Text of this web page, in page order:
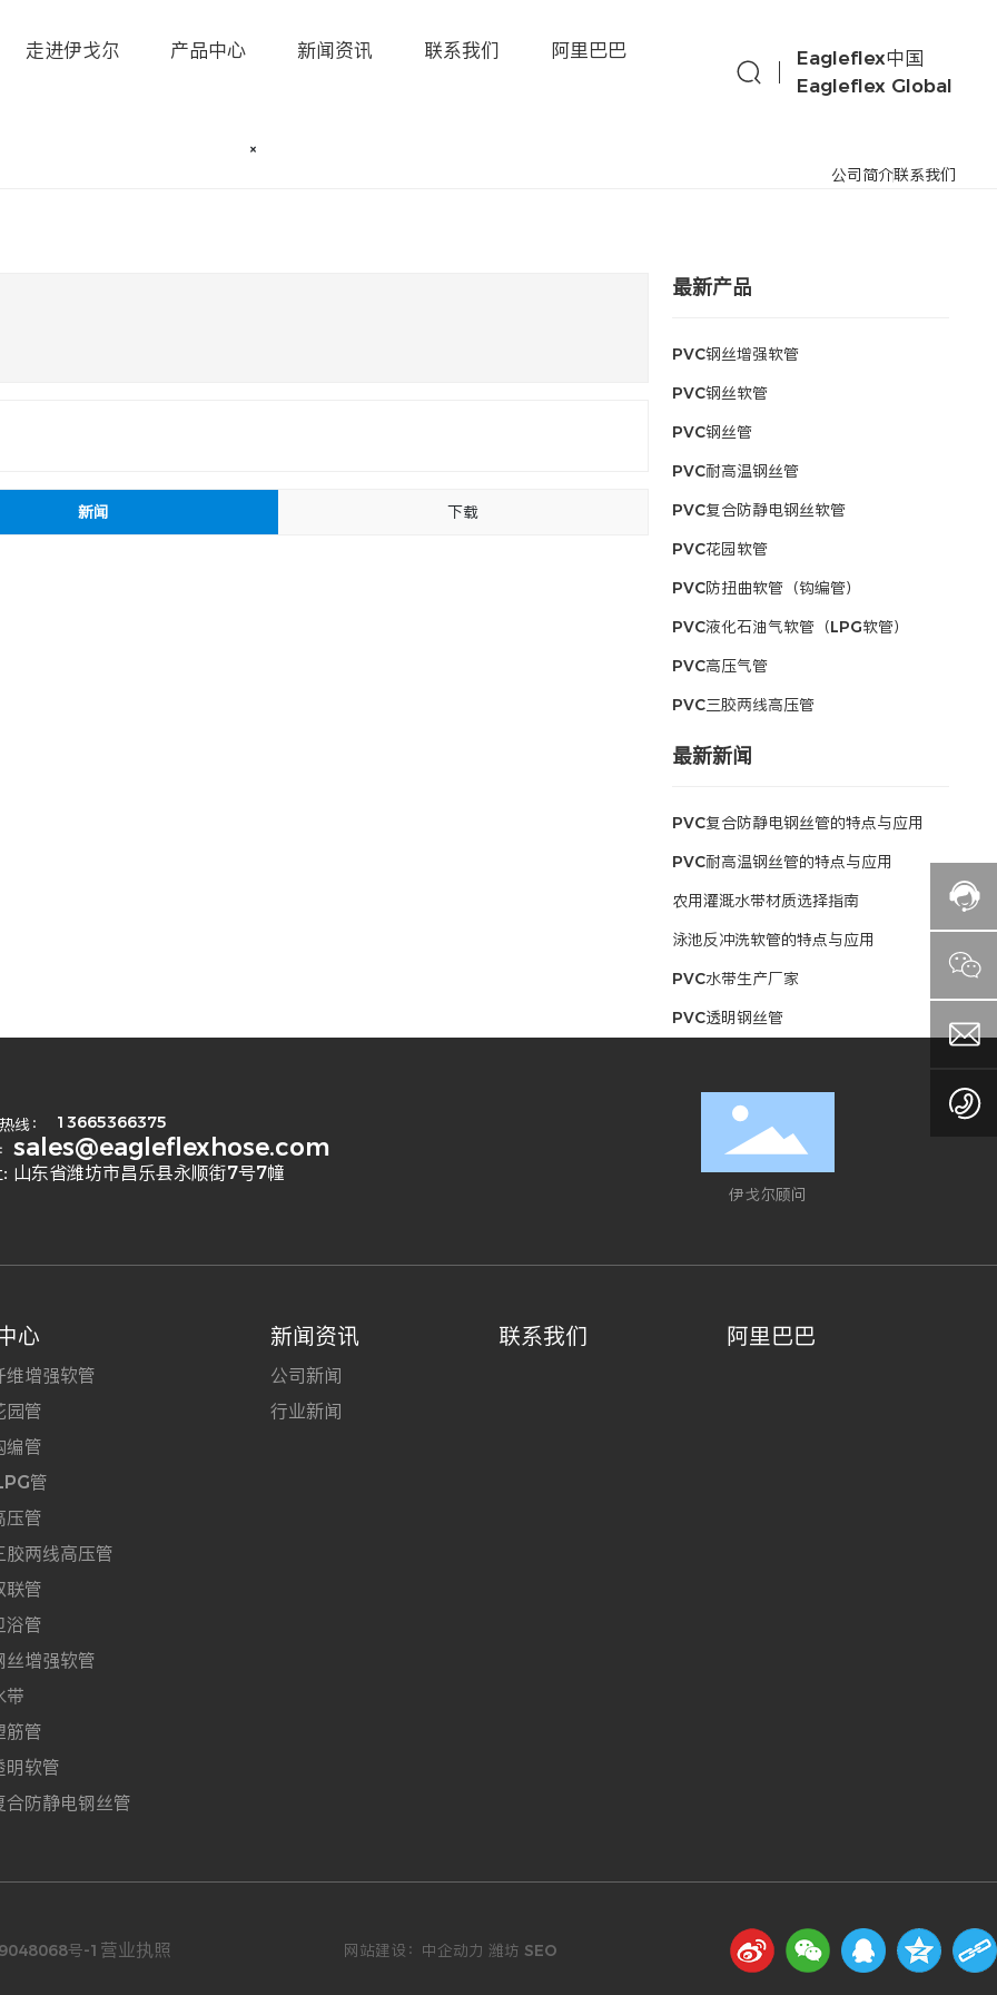
走进伊戈尔 产品中心 新闻资讯 联系我们 阿里巴巴
Eagleflex中国
Eagleflex Global
×
公司简介联系我们
新闻 下载
最新产品
PVC钢丝增强软管
PVC钢丝软管
PVC钢丝管
PVC耐高温钢丝管
PVC复合防静电钢丝软管
PVC花园软管
PVC防扭曲软管（钩编管）
PVC液化石油气软管（LPG软管）
PVC高压气管
PVC三胶两线高压管
最新新闻
PVC复合防静电钢丝管的特点与应用
PVC耐高温钢丝管的特点与应用
农用灌溉水带材质选择指南
泳池反冲洗软管的特点与应用
PVC水带生产厂家
PVC透明钢丝管
线：
13665366375
sales@eagleflexhose.com
山东省潍坊市昌乐县永顺街7号7幢
伊戈尔顾问
心
维增强软管
园管
编管
管
压管
胶两线高压管
联管
浴管
丝增强软管
带
筋管
明软管
合防静电钢丝管
新闻资讯
公司新闻
行业新闻
联系我们 阿里巴巴
号-1 营业执照 网站建设： 中企动力 潍坊 SEO